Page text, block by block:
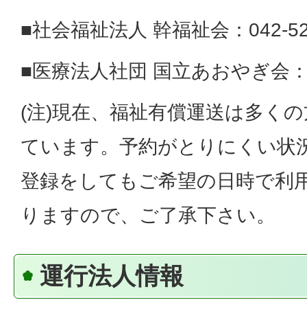
■社会福祉法人 幹福祉会：042-
■医療法人社団 国立あおやぎ会
(注)現在、福祉有償運送は多く
ています。予約がとりにくい状
登録をしてもご希望の日時で利
りますので、ご了承下さい。
運行法人情報